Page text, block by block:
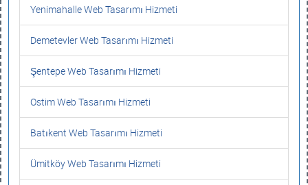
Yenimahalle Web Tasarımı Hizmeti
Demetevler Web Tasarımı Hizmeti
Şentepe Web Tasarımı Hizmeti
Ostim Web Tasarımı Hizmeti
Batıkent Web Tasarımı Hizmeti
Ümitköy Web Tasarımı Hizmeti